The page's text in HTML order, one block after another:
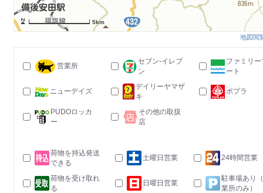
5km
地図閲
営業所
セブン-イレブ
ン
ファミリー
ート
ニューデイズ
デイリーヤマザ
キ
ポプラ
PUDOロッカ
ー
その他の取扱
店
荷物を持込発送
できる
土曜日営業 24時間営業
荷物を受け取れ
る
日曜日営業
駐車場あり
業所のみ）